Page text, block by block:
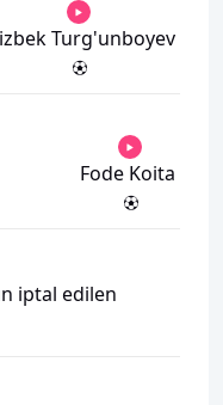
Turg'unboyev
Fode Koita
iptal edilen